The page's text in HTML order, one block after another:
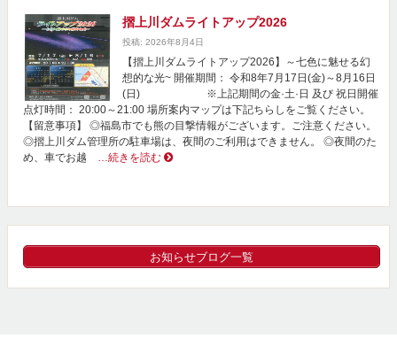
摺上川ダムライトアップ2026
投稿: 2026年8月4日
【摺上川ダムライトアップ2026】～七色に魅せる幻
想的な光~ 開催期間： 令和8年7月17日(金)～8月16日
(日) ※上記期間の金·土·日 及び 祝日開催
点灯時間： 20:00～21:00 場所案内マップは下記ちらしをご覧ください。
【留意事項】 ◎福島市でも熊の目撃情報がございます。ご注意ください。
◎摺上川ダム管理所の駐車場は、夜間のご利用はできません。 ◎夜間のた
め、車でお越 …続きを読む
お知らせブログ一覧